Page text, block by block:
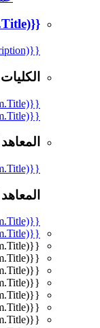
{{mmc.getCurrentTranslation(item.Title)}}
{{mmc.getCurrentTranslation(item.Description)}}
{{mmc.getCurrentTranslation(item.Title)}}
{{mmc.getCurrentTranslation(item.Title)}}
{{mmc.getCurrentTranslation(item.Title)}}
{{mmc.getCurrentTranslation(item.Title)}}
{{mmc.getCurrentTranslation(item.Title)}}
{{mmc.getCurrentTranslation(item.Title)}}
{{mmc.getCurrentTranslation(item.Title)}}
{{mmc.getCurrentTranslation(item.Title)}}
{{mmc.getCurrentTranslation(item.Title)}}
{{mmc.getCurrentTranslation(item.Title)}}
{{mmc.getCurrentTranslation(item.Title)}}
{{mmc.getCurrentTranslation(item.Title)}}